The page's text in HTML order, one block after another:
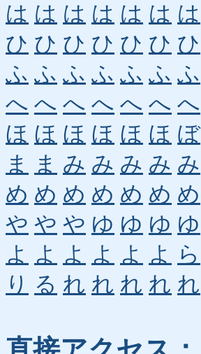
は は は は は は は
ひ ひ ひ ひ ひ ひ ひ
ふ ふ ふ ふ ふ ふ ふ
へ へ へ へ へ へ へ
ほ ほ ほ ほ ほ ほ ぼ
ま
ま み み み み み
め め め め め め め
や や や ゆ ゆ ゆ ゆ
よ よ よ よ よ よ ら
り る れ れ れ れ れ